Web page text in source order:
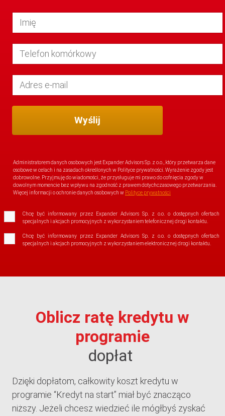
Administratorem danych osobowych jest Expander Advisors Sp. z o.o., który przetwarza dane
osobowe w celach i na zasadach określonych w Polityce prywatności. Wyrażenie zgody jest
dobrowolne. Przyjmuję do wiadomości, że przysługuje mi prawo do cofnięcia zgody w
dowolnym momencie bez wpływu na zgodność z prawem dotychczasowego przetwarzania.
Więcej informacji o ochronie danych osobowych w Polityce prywatności
Chcę być informowany przez Expander Advisors Sp. z o.o. o dostępnych ofertach
specjalnych i akcjach promocyjnych z wykorzystaniem telefonicznej drogi kontaktu.
Chcę być informowany przez Expander Advisors Sp. z o.o. o dostępnych ofertach
specjalnych i akcjach promocyjnych z wykorzystaniem elektronicznej drogi kontaktu.
Oblicz ratę kredytu w
programie
dopłat
Dzięki dopłatom, całkowity koszt kredytu w
programie “Kredyt na start” miał być znacząco
niższy. Jeżeli chcesz wiedzieć ile mógłbyś zyskać